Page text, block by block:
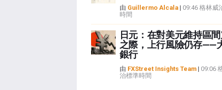
由 Guillermo Alcala| 09:46 格林威
時間
日元：在對美元維持區
之際，上行風險仍存——
銀行
由 FXStreet Insights Team| 09:06
治標準時間